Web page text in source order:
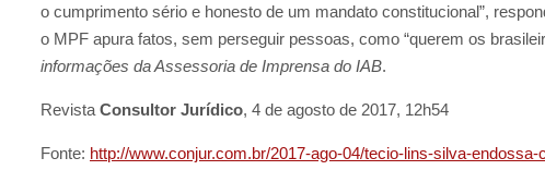
o cumprimento sério e honesto de um mandato constitucional”,
o MPF apura fatos, sem perseguir pessoas, como “querem os
informações da Assessoria de Imprensa do IAB.
Revista Consultor Jurídico, 4 de agosto de 2017, 12h54
Fonte: http://www.conjur.com.br/2017-ago-04/tecio-lins-silva-